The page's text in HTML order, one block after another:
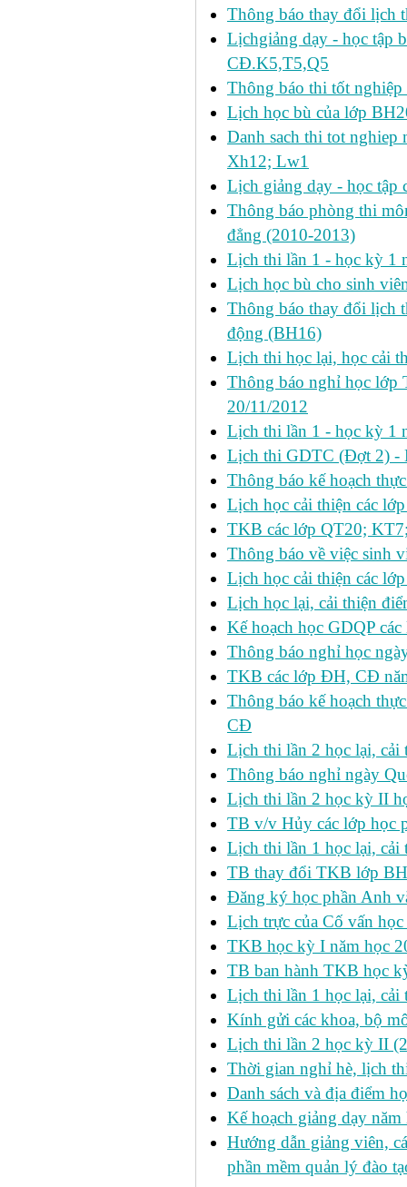
Thông báo thay đổi lịch
Lịchgiảng dạy - học tập
CĐ.K5,T5,Q5
Thông báo thi tốt nghiệp
Lịch học bù của lớp
Danh sach thi tot
Xh12; Lw1
Lịch giảng dạy - học tập
Thông báo phòng thi
đẳng (2010-2013)
Lịch thi lần 1 - học kỳ 1
Lịch học bù cho sinh
Thông báo thay đổi lịch
động (BH16)
Lịch thi học lại, học cải
Thông báo nghỉ học lớp
20/11/2012
Lịch thi lần 1 - học kỳ 1
Lịch thi GDTC (Đợt 2) -
Thông báo kế hoạch
Lịch học cải thiện các
TKB các lớp QT20;
Thông báo về việc sinh
Lịch học cải thiện các
Lịch học lại, cải thiện
Kế hoạch học GDQP
Thông báo nghỉ học
TKB các lớp ĐH, CĐ
Thông báo kế hoạch
CĐ
Lịch thi lần 2 học lại, cải
Thông báo nghỉ ngày
Lịch thi lần 2 học kỳ II
TB v/v Hủy các lớp học
Lịch thi lần 1 học lại, cải
TB thay đổi TKB lớp
Đăng ký học phần Anh
Lịch trực của Cố vấn học
TKB học kỳ I năm học
TB ban hành TKB học
Lịch thi lần 1 học lại, cải
Kính gửi các khoa, bộ
Lịch thi lần 2 học kỳ II
Thời gian nghỉ hè, lịch
Danh sách và địa điểm
Kế hoạch giảng dạy
Hướng dẫn giảng viên,
phần mềm quản lý đào